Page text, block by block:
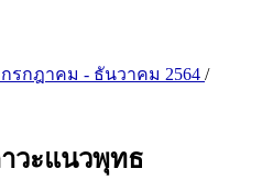
รกฎาคม - ธันวาคม 2564 /
วะแนวพุทธ